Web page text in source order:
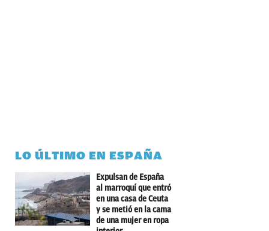
LO ÚLTIMO EN ESPAÑA
Expulsan de España
al marroquí que entró
en una casa de Ceuta
y se metió en la cama
de una mujer en ropa